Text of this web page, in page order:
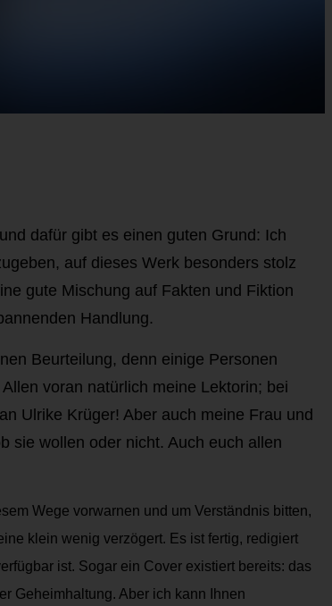
dafür gibt es einen guten Grund: Ich
auf dieses Werk besonders stolz
gute Mischung auf Fakten und Fiktion
Handlung.
Beurteilung, denn einige Personen
voran natürlich meine Lektorin; bei
Ulrike Krüger! Aber auch meine Frau und
sie wollen oder nicht. Auch euch allen
Wege vorwarnen und um Verständnis bitten,
klein wenig verzögert. Es ist fertig, redigiert
ist. Sogar ein Cover existiert bereits: das
Geheimhaltung. Aber ich kann Ihnen